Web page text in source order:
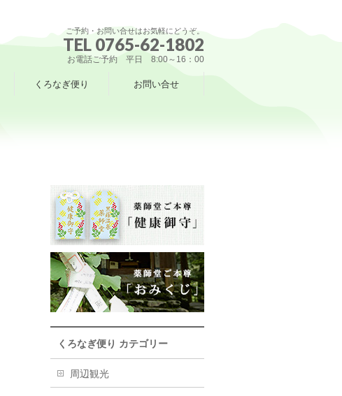
ご予約・お問い合せはお気軽にどうぞ。
TEL 0765-62-1802
お電話ご予約 平日 8:00～16：00
くろなぎ便り お問い合せ
くろなぎ便り カテゴリー
周辺観光